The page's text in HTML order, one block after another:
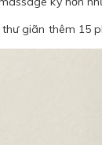
thư giãn thêm 15